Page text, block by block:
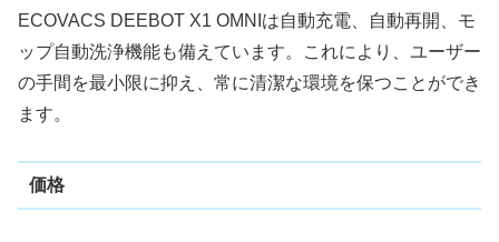
ECOVACS DEEBOT X1 OMNIは自動充電、自動再開、モ
ップ自動洗浄機能も備えています。これにより、ユーザー
の手間を最小限に抑え、常に清潔な環境を保つことができ
ます。
価格